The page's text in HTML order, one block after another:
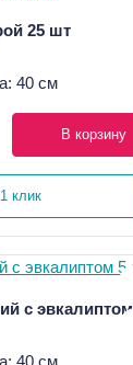
25 шт
40 см
В корзину
клик
с эвкалиптом
40 см